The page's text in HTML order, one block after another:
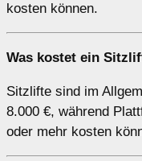
kosten können.
Was kostet ein
Sitzlifte sind im
8.000 €, während
oder mehr kosten